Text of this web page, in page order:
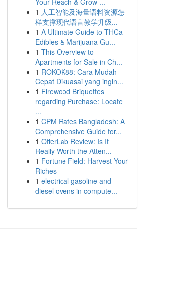
Your Reach & Grow ...
1 人工智能及海量语料资源怎
样支撑现代语言教学升级...
1 A Ultimate Guide to THCa
Edibles & Marijuana Gu...
1 This Overview to
Apartments for Sale in Ch...
1 ROKOK88: Cara Mudah
Cepat Dikuasai yang ingin...
1 Firewood Briquettes
regarding Purchase: Locate
...
1 CPM Rates Bangladesh: A
Comprehensive Guide for...
1 OfferLab Review: Is It
Really Worth the Atten...
1 Fortune Field: Harvest Your
Riches
1 electrical gasoline and
diesel ovens in compute...